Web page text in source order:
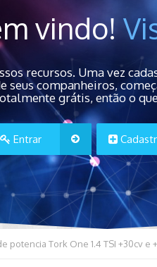
vindo!
recursos. Uma vez
seus companheiros,
grátis, então o
Entrar
potencia Tork One 1.4 TSI +30cv e